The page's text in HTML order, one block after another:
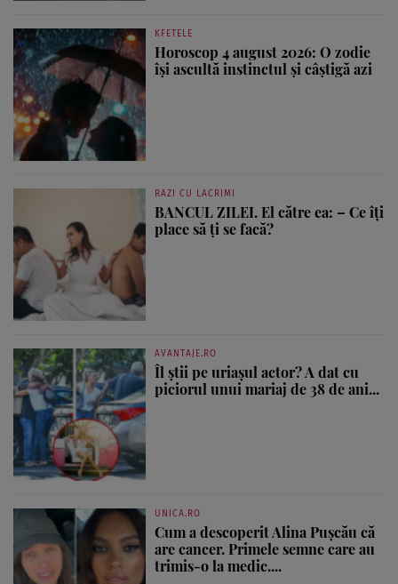
KFETELE
Horoscop 4 august 2026: O zodie
își ascultă instinctul și câștigă azi
RAZI CU LACRIMI
BANCUL ZILEI. El către ea: – Ce îți
place să ți se facă?
AVANTAJE.RO
Îl știi pe uriașul actor? A dat cu
piciorul unui mariaj de 38 de ani...
UNICA.RO
Cum a descoperit Alina Pușcău că
are cancer. Primele semne care au
trimis-o la medic....